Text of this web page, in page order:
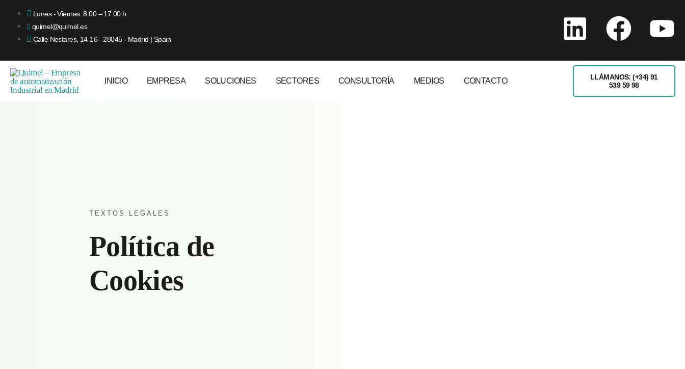
Lunes - Viernes: 8:00 – 17:00 h.
quimel@quimel.es
Calle Nestares, 14-16 - 28045 - Madrid | Spain
INICIO EMPRESA SOLUCIONES SECTORES CONSULTORÍA MEDIOS CONTACTO
LLÁMANOS: (+34) 91
539 59 98
TEXTOS LEGALES
Política de
Cookies